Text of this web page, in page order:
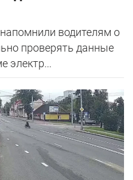
водителям о
проверять данные
электр...